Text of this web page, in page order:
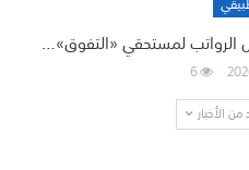
الرواتب لمستحقي «التفوق»…
6
الأخبار